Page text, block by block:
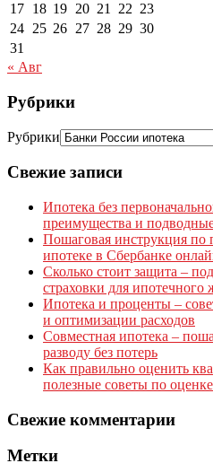
17 18 19 20 21 22 23
24 25 26 27 28 29 30
31
« Авг
Рубрики
Рубрики
Свежие записи
Ипотека без
преимущества и
Пошаговая инструкция по
ипотеке в Сбербанке
Сколько стоит защита –
страховки для ипотечного
Ипотека и проценты –
и оптимизации расходов
Совместная ипотека –
разводу без потерь
Как правильно оценить
полезные советы по
Свежие комментарии
Метки